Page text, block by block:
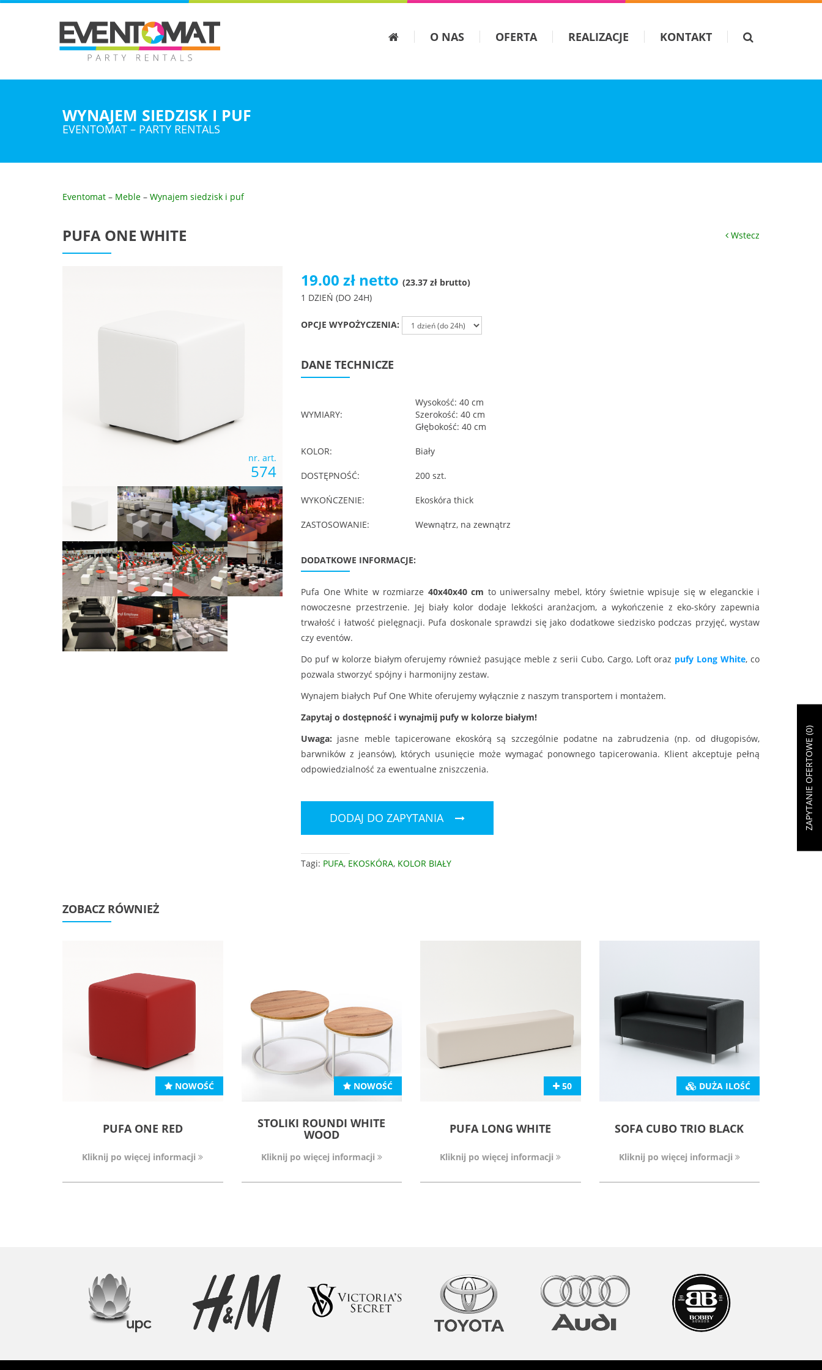
O NAS OFERTA REALIZACJE KONTAKT
WYNAJEM SIEDZISK I PUF
EVENTOMAT – PARTY RENTALS
Eventomat – Meble – Wynajem siedzisk i puf
PUFA ONE WHITE Wstecz
nr. art.
574
19.00 zł netto (23.37 zł brutto)
1 DZIEŃ (DO 24H)
OPCJE WYPOŻYCZENIA:
DANE TECHNICZE
WYMIARY:
Wysokość: 40 cm
Szerokość: 40 cm
Głębokość: 40 cm
KOLOR: Biały
DOSTĘPNOŚĆ: 200 szt.
WYKOŃCZENIE: Ekoskóra thick
ZASTOSOWANIE: Wewnątrz, na zewnątrz
DODATKOWE INFORMACJE:
Pufa One White w rozmiarze 40x40x40 cm to uniwersalny mebel, który świetnie wpisuje się w eleganckie i
nowoczesne przestrzenie. Jej biały kolor dodaje lekkości aranżacjom, a wykończenie z eko-skóry zapewnia
trwałość i łatwość pielęgnacji. Pufa doskonale sprawdzi się jako dodatkowe siedzisko podczas przyjęć, wystaw
czy eventów.
Do puf w kolorze białym oferujemy również pasujące meble z serii Cubo, Cargo, Loft oraz pufy Long White, co
pozwala stworzyć spójny i harmonijny zestaw.
Wynajem białych Puf One White oferujemy wyłącznie z naszym transportem i montażem.
Zapytaj o dostępność i wynajmij pufy w kolorze białym!
Uwaga: jasne meble tapicerowane ekoskórą są szczególnie podatne na zabrudzenia (np. od długopisów,
barwników z jeansów), których usunięcie może wymagać ponownego tapicerowania. Klient akceptuje pełną
odpowiedzialność za ewentualne zniszczenia.
DODAJ DO ZAPYTANIA
Tagi: PUFA, EKOSKÓRA, KOLOR BIAŁY
ZOBACZ RÓWNIEŻ
NOWOŚĆ
PUFA ONE RED
Kliknij po więcej informacji
NOWOŚĆ
STOLIKI ROUNDI WHITE
WOOD
Kliknij po więcej informacji
50
PUFA LONG WHITE
Kliknij po więcej informacji
DUŻA ILOŚĆ
SOFA CUBO TRIO BLACK
Kliknij po więcej informacji
ZAPYTANIE OFERTOWE (
0
)